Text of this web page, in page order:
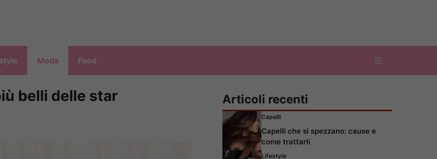
Moda Food
belli delle star Articoli recenti
Capelli
Capelli che si spezzano: cause e
come trattarli
Lifestyle